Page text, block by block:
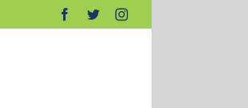
Facebook
TwitterInstagram